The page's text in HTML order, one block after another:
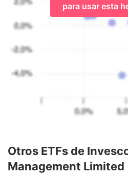
para usar esta
Otros ETFs de
Management Limited